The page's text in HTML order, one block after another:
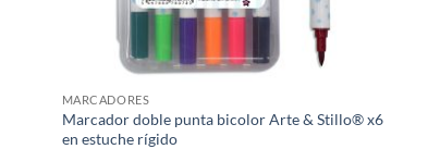
MARCADORES
Marcador doble punta bicolor Arte & Stillo® x6
en estuche rígido